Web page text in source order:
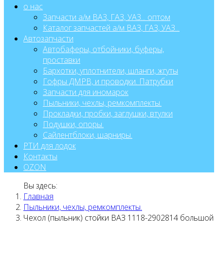
о нас
Запчасти а/м ВАЗ, ГАЗ, УАЗ... оптом
Каталог запчастей а/м ВАЗ, ГАЗ, УАЗ...
Автозапчасти
Автобаферы, отбойники, буферы,
проставки
Бархотки, уплотнители, шланги, жгуты
Гофры ДМРВ, и проводки. Патрубки
Запчасти для иномарок
Пыльники, чехлы, ремкомплекты.
Прокладки, пробки, заглушки, втулки
Подушки, опоры.
Сайлентблоки, шарниры.
РТИ для лодок
Контакты
OZON
Вы здесь:
Главная
Пыльники, чехлы, ремкомплекты.
Чехол (пыльник) стойки ВАЗ 1118-2902814 большой